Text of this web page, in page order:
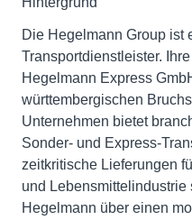
Die Hegelmann Group ist
Transportdienstleister.
Hegelmann Express
württembergischen
Unternehmen bietet
Sonder- und Express-
zeitkritische Lieferungen
und
Hegelmann über einen